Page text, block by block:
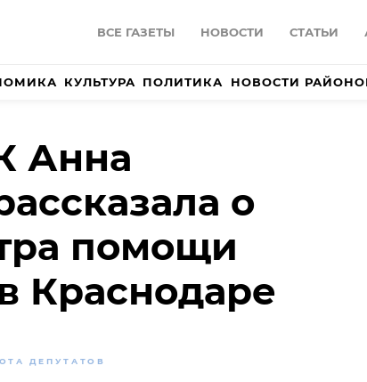
ВСЕ ГАЗЕТЫ НОВОСТИ СТАТЬИ
КУЛЬТУРА ПОЛИТИКА НОВОСТИ
Анна
о
помощи
Краснодаре
ДЕПУТАТОВ